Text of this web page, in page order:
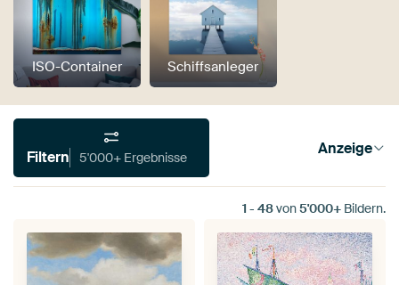
ISO-Container Schiffsanleger
Filtern 5'000+ Ergebnisse Anzeige
1 - 48von5'000+ Bildern.